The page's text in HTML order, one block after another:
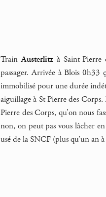
TrainAusterlitzà Saint-Pierre
passager. Arrivée à Blois 0h33
immobilisé pour une durée
aiguillage à St Pierre des Corps.
Pierre des Corps, qu’on nous
non, on peut pas vous lâcher
usé de la SNCF (plus qu’un an